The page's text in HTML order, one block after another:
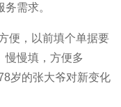
需求。
便，以前填个单据要
慢慢填，方便多
岁的张大爷对新变化